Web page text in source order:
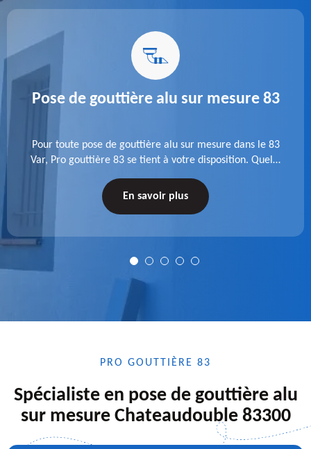
Pose de gouttière alu sur mesure 83
Pour toute pose de gouttière alu sur mesure dans le 83
Var, Pro gouttière 83 se tient à votre disposition. Quelle
nous confiance.
En savoir plus
PRO GOUTTIÈRE 83
Spécialiste en pose de gouttière alu
sur mesure Chateaudouble 83300